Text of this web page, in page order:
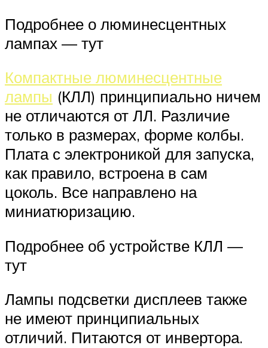
Подробнее о люминесцентных
лампах — тут
Компактные люминесцентные
лампы (КЛЛ) принципиально ничем
не отличаются от ЛЛ. Различие
только в размерах, форме колбы.
Плата с электроникой для запуска,
как правило, встроена в сам
цоколь. Все направлено на
миниатюризацию.
Подробнее об устройстве КЛЛ —
тут
Лампы подсветки дисплеев также
не имеют принципиальных
отличий. Питаются от инвертора.